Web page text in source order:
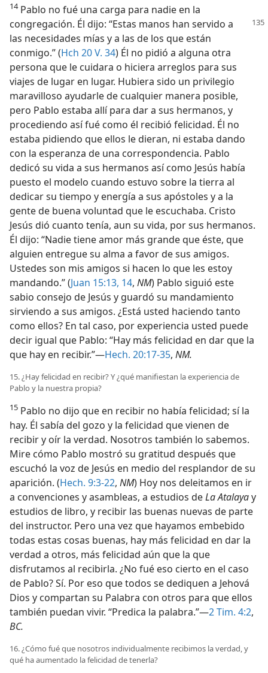
14Pablo no fué una carga para nadie en la
congregación. Él dijo: “Estas manos han servido a
las necesidades mías y a las de los que están
conmigo.” (Hch 20 V. 34) Él no pidió a alguna otra
persona que le cuidara o hiciera arreglos para sus
viajes de lugar en lugar. Hubiera sido un privilegio
maravilloso ayudarle de cualquier manera posible,
pero Pablo estaba allí para dar a sus hermanos, y
procediendo así fué como él recibió felicidad. Él no
estaba pidiendo que ellos le dieran, ni estaba dando
con la esperanza de una correspondencia. Pablo
dedicó su vida a sus hermanos así como Jesús había
puesto el modelo cuando estuvo sobre la tierra al
dedicar su tiempo y energía a sus apóstoles y a la
gente de buena voluntad que le escuchaba. Cristo
Jesús dió cuanto tenía, aun su vida, por sus hermanos.
Él dijo: “Nadie tiene amor más grande que éste, que
alguien entregue su alma a favor de sus amigos.
Ustedes son mis amigos si hacen lo que les estoy
mandando.” (Juan 15:13, 14, NM) Pablo siguió este
sabio consejo de Jesús y guardó su mandamiento
sirviendo a sus amigos. ¿Está usted haciendo tanto
como ellos? En tal caso, por experiencia usted puede
decir igual que Pablo: “Hay más felicidad en dar que la
que hay en recibir.”—Hech. 20:17-35, NM.
15. ¿Hay felicidad en recibir? Y ¿qué manifiestan la experiencia de
Pablo y la nuestra propia?
15 Pablo no dijo que en recibir no había felicidad; sí la
hay. Él sabía del gozo y la felicidad que vienen de
recibir y oír la verdad. Nosotros también lo sabemos.
Mire cómo Pablo mostró su gratitud después que
escuchó la voz de Jesús en medio del resplandor de su
aparición. (Hech. 9:3-22, NM) Hoy nos deleitamos en ir
a convenciones y asambleas, a estudios deLa Atalayay
estudios de libro, y recibir las buenas nuevas de parte
del instructor. Pero una vez que hayamos embebido
todas estas cosas buenas, hay más felicidad en dar la
verdad a otros, más felicidad aún que la que
disfrutamos al recibirla. ¿No fué eso cierto en el caso
de Pablo? Sí. Por eso que todos se dediquen a Jehová
Dios y compartan su Palabra con otros para que ellos
también puedan vivir. “Predica la palabra.”—2 Tim. 4:2,
BC.
16. ¿Cómo fué que nosotros individualmente recibimos la verdad, y
qué ha aumentado la felicidad de tenerla?